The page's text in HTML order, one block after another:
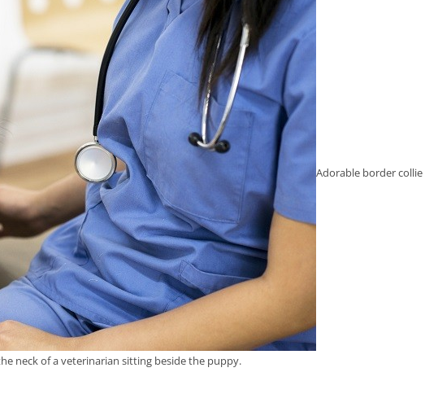
Adorable border collie
neck of a veterinarian sitting beside the puppy.